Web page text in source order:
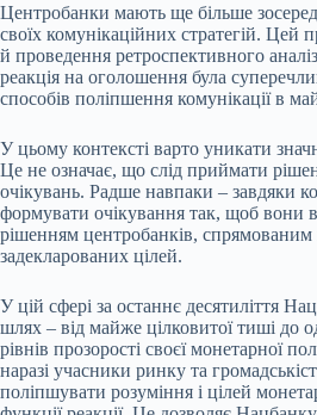
Центробанки мають ще більше
своїх комунікаційних стратегій. Цей
й проведення ретроспективного
реакція на оголошення була
способів поліпшення комунікації в
У цьому контексті варто уникати
Це не означає, що слід приймати
очікувань. Радше навпаки – завдяки
формувати очікування так, щоб вони
рішенням центробанків,
задекларованих цілей.
У цій сфері за останнє десятиліття
шлях – від майже цілковитої тиші до
рівнів прозорості своєї монетарної
наразі учасники ринку та
поліпшувати розуміння і цілей